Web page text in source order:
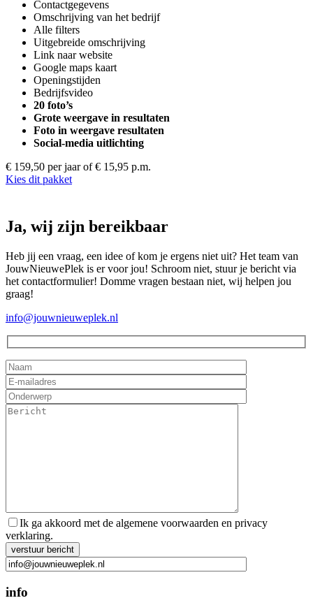
Contactgegevens
Omschrijving van het bedrijf
Alle filters
Uitgebreide omschrijving
Link naar website
Google maps kaart
Openingstijden
Bedrijfsvideo
20 foto’s
Grote weergave in resultaten
Foto in weergave resultaten
Social-media uitlichting
€ 159,50 per jaar of € 15,95 p.m.
Kies dit pakket
Ja, wij zijn bereikbaar
Heb jij een vraag, een idee of kom je ergens niet uit? Het team van
JouwNieuwePlek is er voor jou! Schroom niet, stuur je bericht via
het contactformulier! Domme vragen bestaan niet, wij helpen jou
graag!
info@jouwnieuweplek.nl
Ik ga akkoord met de algemene voorwaarden en privacy
verklaring.
Gelieve dit veld leeg te laten.
info